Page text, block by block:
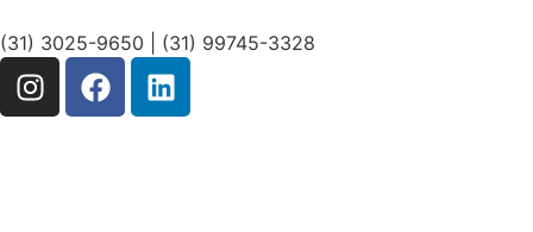
(31) 3025-9650 | (31) 99745-3328